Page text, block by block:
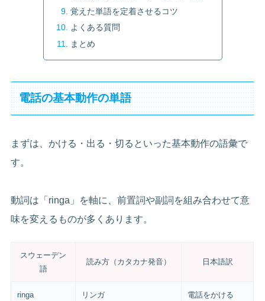
覚えた単語を定着させるコツ
よくある質問
まとめ
電話の基本動作の単語
まずは、かける・出る・切るといった基本動作の語彙で
す。
動詞は「ringa」を軸に、前置詞や副詞を組み合わせて意
味を変えるものが多くあります。
スウェーデン
語
読み方（カタカナ発音） 日本語訳
ringa リンガ 電話をかける